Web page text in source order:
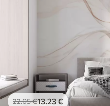
22.05€13.23€